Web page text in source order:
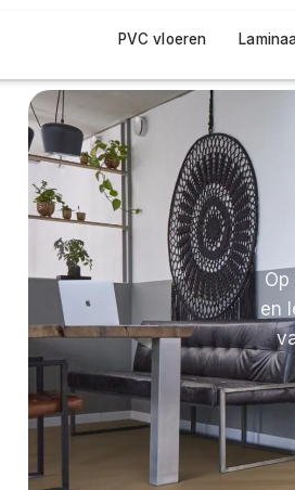
PVC vloeren
en